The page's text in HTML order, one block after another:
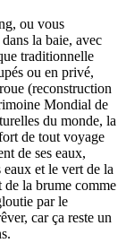
ou vous
la baie, avec
traditionnelle
ou en privé,
(reconstruction
Mondial de
du monde, la
de tout voyage
de ses eaux,
et le vert de la
de la brume comme
par le
car ça reste un